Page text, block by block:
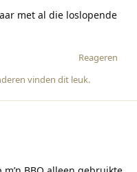
met al die loslopende
Reageren
vinden dit leuk.